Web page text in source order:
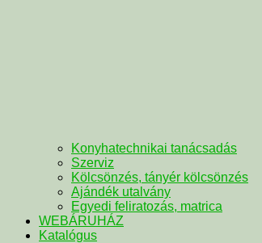
Konyhatechnikai tanácsadás
Szerviz
Kölcsönzés, tányér kölcsönzés
Ajándék utalvány
Egyedi feliratozás, matrica
WEBÁRUHÁZ
Katalógus